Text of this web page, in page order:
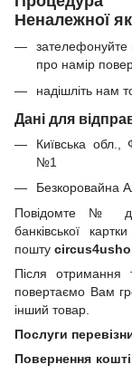
Неналежної
про намір
надішліть нам
Дані для
Київська обл.,
№1
Безкоровайна
Повідомте №
банківської
пошту
Після отримання
повертаємо Вам
інший товар.
Послуги
Повернення